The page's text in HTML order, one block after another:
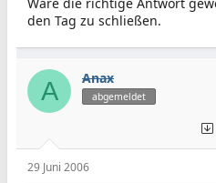
den Tag zu schließen.
A Anax
abgemeldet
29 Juni 2006